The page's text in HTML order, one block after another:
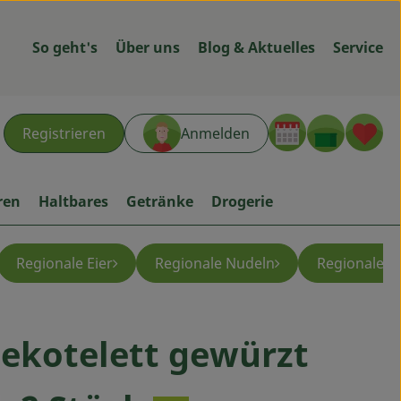
So geht's Über uns Blog & Aktuelles Service
Registrieren Anmelden
Haltbares Getränke Drogerie
Regionale Eier Regionale Nudeln Regionale
gewürzt